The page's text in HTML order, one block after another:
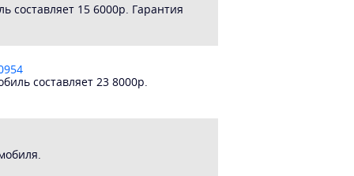
составляет 15 6000р. Гарантия
составляет 23 8000р.